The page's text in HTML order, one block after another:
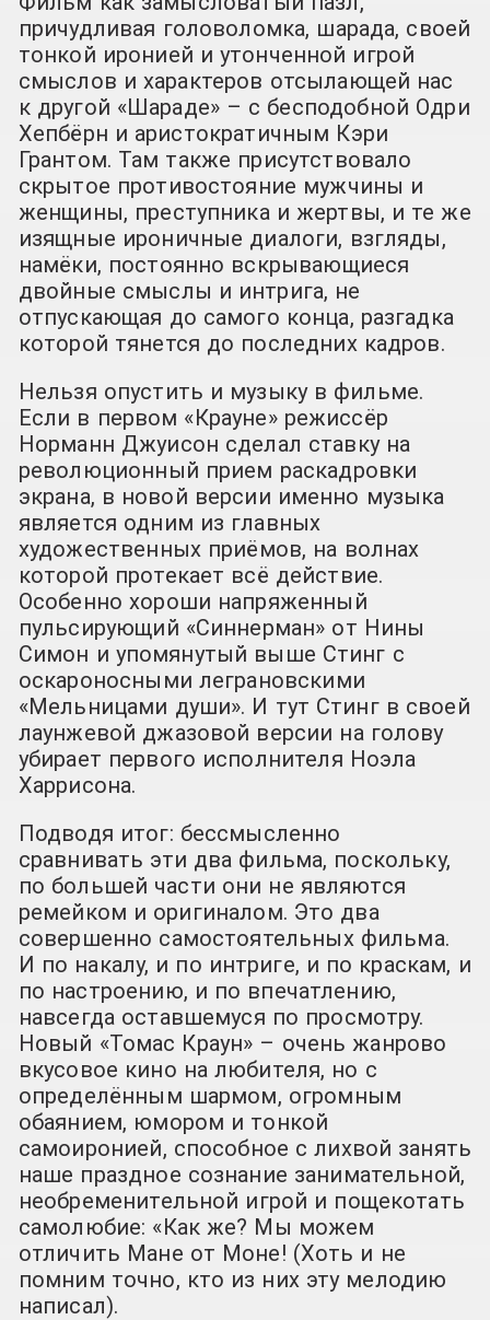
причудливая головоломка, шарада, своей
тонкой иронией и утонченной игрой
смыслов и характеров отсылающей нас
к другой «Шараде» – с бесподобной Одри
Хепбёрн и аристократичным Кэри
Грантом. Там также присутствовало
скрытое противостояние мужчины и
женщины, преступника и жертвы, и те же
изящные ироничные диалоги, взгляды,
намёки, постоянно вскрывающиеся
двойные смыслы и интрига, не
отпускающая до самого конца, разгадка
которой тянется до последних кадров.
Нельзя опустить и музыку в фильме.
Если в первом «Крауне» режиссёр
Норманн Джуисон сделал ставку на
революционный прием раскадровки
экрана, в новой версии именно музыка
является одним из главных
художественных приёмов, на волнах
которой протекает всё действие.
Особенно хороши напряженный
пульсирующий «Синнерман» от Нины
Симон и упомянутый выше Стинг с
оскароносными леграновскими
«Мельницами души». И тут Стинг в своей
лаунжевой джазовой версии на голову
убирает первого исполнителя Ноэла
Харрисона.
Подводя итог: бессмысленно
сравнивать эти два фильма, поскольку,
по большей части они не являются
ремейком и оригиналом. Это два
совершенно самостоятельных фильма.
И по накалу, и по интриге, и по краскам, и
по настроению, и по впечатлению,
навсегда оставшемуся по просмотру.
Новый «Томас Краун» – очень жанрово
вкусовое кино на любителя, но с
определённым шармом, огромным
обаянием, юмором и тонкой
самоиронией, способное с лихвой занять
наше праздное сознание занимательной,
необременительной игрой и пощекотать
самолюбие: «Как же? Мы можем
отличить Мане от Моне! (Хоть и не
помним точно, кто из них эту мелодию
написал).